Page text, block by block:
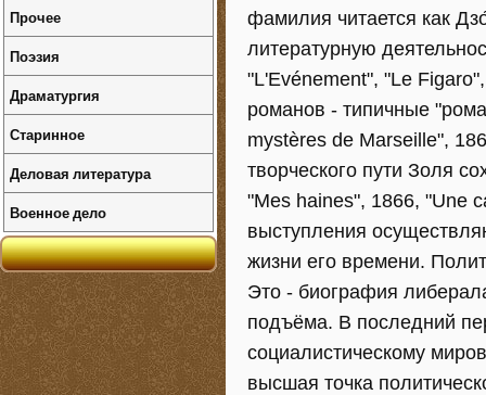
фамилия читается как
литературную
"L'Evénement", "Le
романов - типичные
mystères de Marseille",
творческого пути Золя
"Mes haines", 1866, "Une
выступления
жизни его времени.
Это - биография
подъёма. В последний
социалистическому
высшая точка
Прочее
Поэзия
Драматургия
Старинное
Деловая литература
Военное дело